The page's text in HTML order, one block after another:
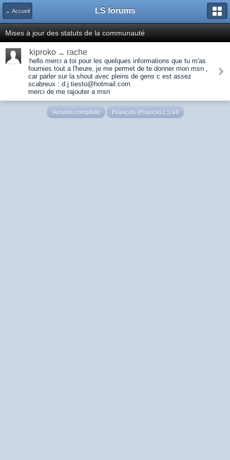
← Accueil LS forums
Mises à jour des statuts de la communauté
kiproko → rache
hello merci a toi pour les quelques informations que tu m'as
fournies tout a l'heure, je me permet de te donner mon msn ,
car parler sur la shout avec pleins de gens c est assez
scabreux : d.j.tiesto@hotmail.com
merci de me rajouter a msn
Version complète Français (France) LS v4